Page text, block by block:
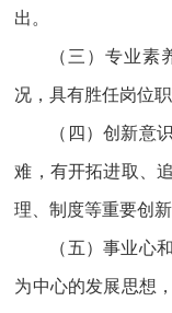
出。
（三）专业
况，具有胜任岗位
（四）创新意
难，有开拓进取、
理、制度等重要创新
（五）事业心
为中心的发展思想